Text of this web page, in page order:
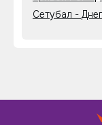
Сетубал -